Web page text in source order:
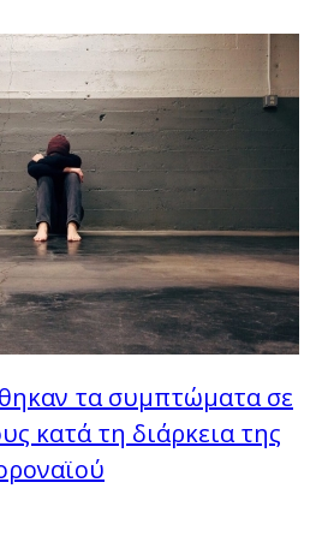
τα συμπτώματα σε
κατά τη διάρκεια της